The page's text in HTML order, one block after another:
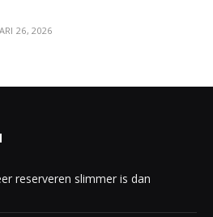
26, 2026
reserveren slimmer is dan